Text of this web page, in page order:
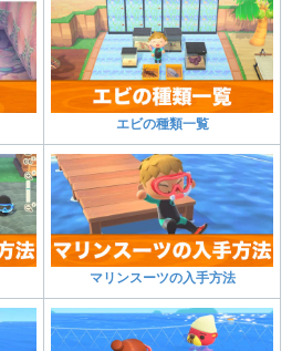
エビの種類一覧
マリンスーツの入手方法